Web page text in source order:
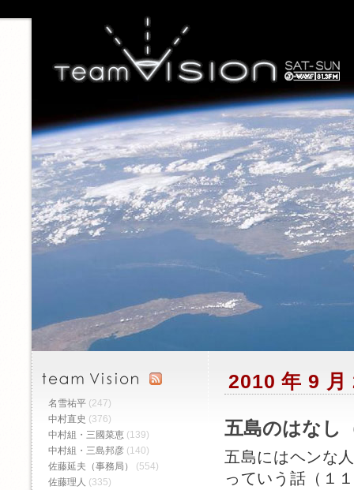
2010 年 9 月
五島のはなし
五島にはヘンな
っていう話（１
名雪祐平 (247)
中村直史 (376)
中村組・三國菜恵 (139)
中村組・三島邦彦 (140)
佐藤延夫（事務局）
(554)
佐藤理人 (335)